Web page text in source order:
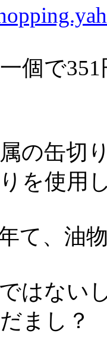
個で
の缶切
を使用
て、油
はない
まし？